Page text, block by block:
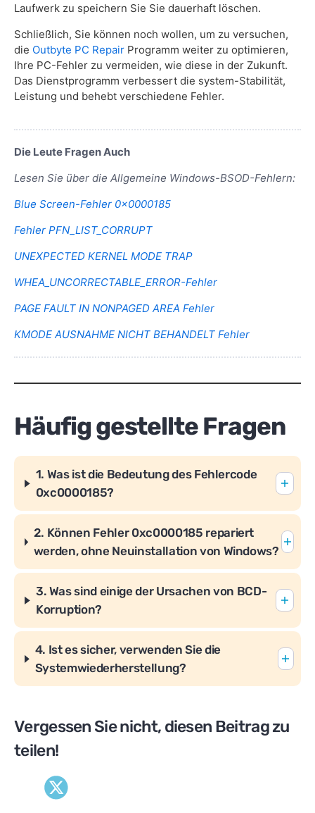
Laufwerk zu speichern Sie Sie dauerhaft löschen.
Schließlich, Sie können noch wollen, um zu versuchen,
die Outbyte PC Repair Programm weiter zu optimieren,
Ihre PC-Fehler zu vermeiden, wie diese in der Zukunft.
Das Dienstprogramm verbessert die system-Stabilität,
Leistung und behebt verschiedene Fehler.
Die Leute Fragen Auch
Lesen Sie über die Allgemeine Windows-BSOD-Fehlern:
Blue Screen-Fehler 0x0000185
Fehler PFN_LIST_CORRUPT
UNEXPECTED KERNEL MODE TRAP
WHEA_UNCORRECTABLE_ERROR-Fehler
PAGE FAULT IN NONPAGED AREA Fehler
KMODE AUSNAHME NICHT BEHANDELT Fehler
Häufig gestellte Fragen
1. Was ist die Bedeutung des Fehlercode
0xc0000185?
2. Können Fehler 0xc0000185 repariert
werden, ohne Neuinstallation von Windows?
3. Was sind einige der Ursachen von BCD-
Korruption?
4. Ist es sicher, verwenden Sie die
Systemwiederherstellung?
Vergessen Sie nicht, diesen Beitrag zu
teilen!